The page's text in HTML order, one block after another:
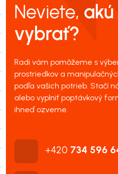
Neviete,
vybrať?
Radi vám pomôžeme s
prostriedkov a
podľa vašich potrieb. Stačí
alebo vyplniť poptávkový
ihneď ozveme.
+420 734 596